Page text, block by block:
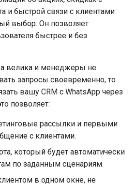
и быстрой связи с клиентами
выбор. Он позволяет
быстрее и без
велика и менеджеры не
запросы своевременно, то
вашу CRM с WhatsApp через
позволяет:
рассылки и первыми
с клиентами.
который будет автоматически
по заданным сценариям.
в одном окне, не